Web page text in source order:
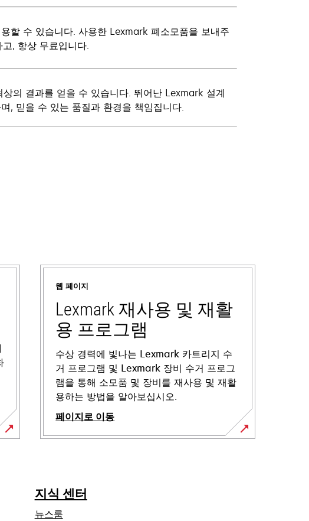
할 수 있습니다. 사용한 Lexmark 폐소모품을 보내주
, 항상 무료입니다.
의 결과를 얻을 수 있습니다. 뛰어난 Lexmark 설계
, 믿을 수 있는 품질과 환경을 책임집니다.
웹 페이지
Lexmark 재사용 및 재활
용 프로그램
수상 경력에 빛나는 Lexmark 카트리지 수
거 프로그램 및 Lexmark 장비 수거 프로그
램을 통해 소모품 및 장비를 재사용 및 재활
용하는 방법을 알아보십시오.
페이지로 이동
지식 센터
뉴스룸